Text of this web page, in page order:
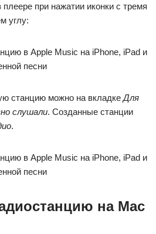
при нажатии иконки с тремя
углу:
станцию можно на вкладке Для
слушали. Созданные станции
.
на Mac